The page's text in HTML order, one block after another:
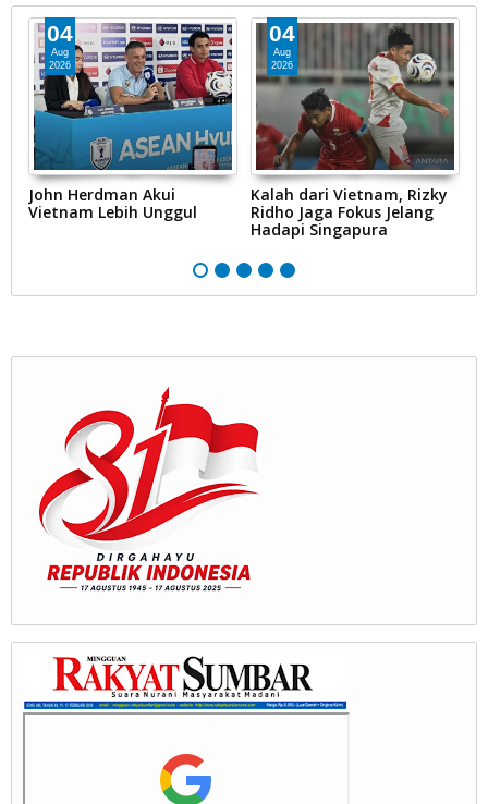
04
Aug
2026
John Herdman Akui
Vietnam Lebih Unggul
04
Aug
2026
Kalah dari Vietnam, Rizky
Ridho Jaga Fokus Jelang
Hadapi Singapura